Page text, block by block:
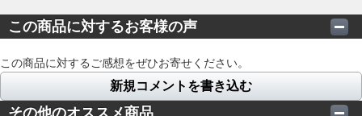
この商品に対するお客様の声
この商品に対するご感想をぜひお寄せください。
新規コメントを書き込む